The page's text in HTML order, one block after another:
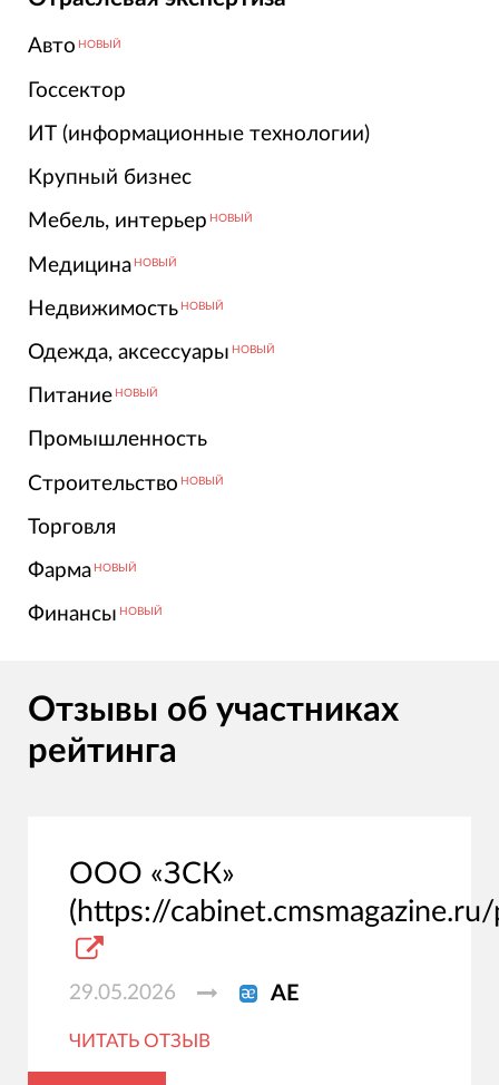
Авто НОВЫЙ
Госсектор
ИТ (информационные технологии)
Крупный бизнес
Мебель, интерьер НОВЫЙ
Медицина НОВЫЙ
Недвижимость НОВЫЙ
Одежда, аксессуары НОВЫЙ
Питание НОВЫЙ
Промышленность
Строительство НОВЫЙ
Торговля
Фарма НОВЫЙ
Финансы НОВЫЙ
Отзывы об участниках
рейтинга
ООО «ЗСК»
(https://
29.05.2026 АЕ
ЧИТАТЬ ОТЗЫВ